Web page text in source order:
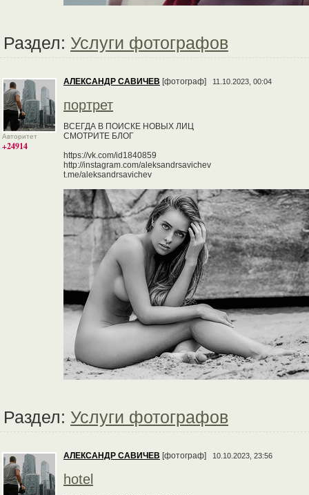
Раздел: Услуги фотографов
Авторитет
+24914
АЛЕКСАНДР САВИЧЕВ [фотограф] 11.10.2023, 00:04
портрет
ВСЕГДА В ПОИСКЕ НОВЫХ ЛИЦ
СМОТРИТЕ БЛОГ
https://vk.com/id1840859
http://instagram.com/aleksandrsavichev
t.me/aleksandrsavichev
Раздел: Услуги фотографов
АЛЕКСАНДР САВИЧЕВ [фотограф] 10.10.2023, 23:56
hotel